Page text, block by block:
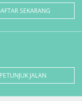
SEKARANG
PETUNJUK JALAN